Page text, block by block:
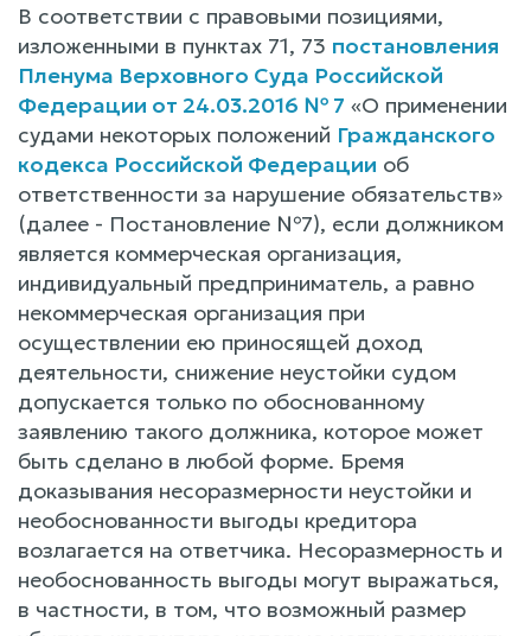
В соответствии с правовыми позициями,
изложенными в пунктах 71, 73 постановления
Пленума Верховного Суда Российской
Федерации от 24.03.2016 № 7 «О применении
судами некоторых положений Гражданского
кодекса Российской Федерации об
ответственности за нарушение обязательств»
(далее - Постановление №7), если должником
является коммерческая организация,
индивидуальный предприниматель, а равно
некоммерческая организация при
осуществлении ею приносящей доход
деятельности, снижение неустойки судом
допускается только по обоснованному
заявлению такого должника, которое может
быть сделано в любой форме. Бремя
доказывания несоразмерности неустойки и
необоснованности выгоды кредитора
возлагается на ответчика. Несоразмерность и
необоснованность выгоды могут выражаться,
в частности, в том, что возможный размер